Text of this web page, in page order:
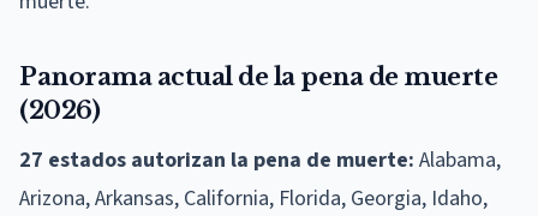
Panorama actual de la pena de muerte
(2026)
27 estados autorizan la pena de muerte: Alabama,
Arizona, Arkansas, California, Florida, Georgia, Idaho,